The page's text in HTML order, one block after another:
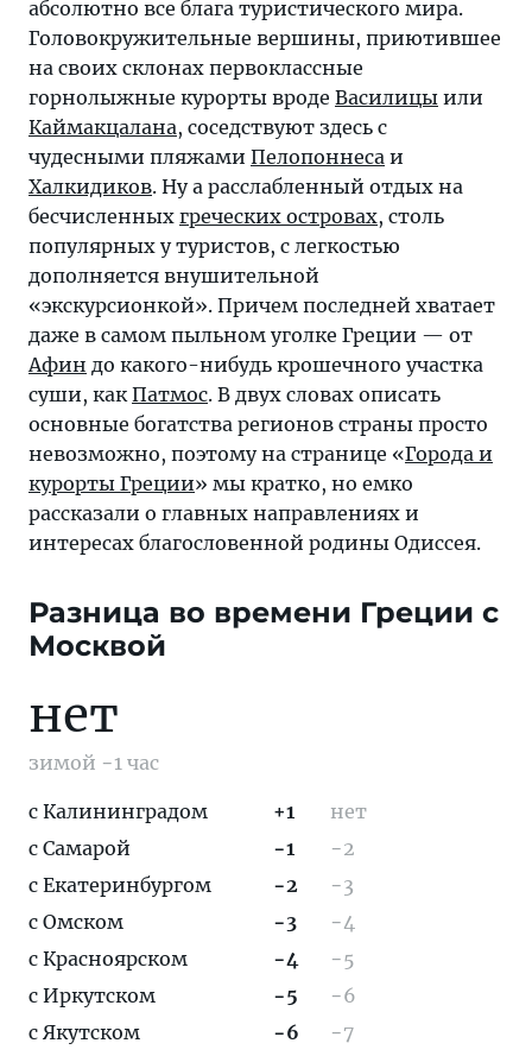
абсолютно все блага туристического мира.
Головокружительные вершины, приютившее
на своих склонах первоклассные
горнолыжные курорты вроде Василицы или
Каймакцалана, соседствуют здесь с
чудесными пляжами Пелопоннеса и
Халкидиков. Ну а расслабленный отдых на
бесчисленных греческих островах, столь
популярных у туристов, с легкостью
дополняется внушительной
«экскурсионкой». Причем последней хватает
даже в самом пыльном уголке Греции — от
Афин до какого-нибудь крошечного участка
суши, какПатмос. В двух словах описать
основные богатства регионов страны просто
невозможно, поэтому на странице «Города и
курорты Греции» мы кратко, но емко
рассказали о главных направлениях и
интересах благословенной родины Одиссея.
Разница во времени Греции c
Москвой
нет
зимой −1 час
с Калининградом +1
нет
с Самарой
−1
−2
с Екатеринбургом
−2
−3
с Омском
−3
−4
с Красноярском
−4
−5
с Иркутском
−5
−6
с Якутском
−6
−7